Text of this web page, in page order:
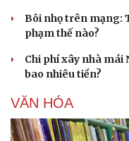
Bôi nhọ trên mạng:
phạm thế nào?
Chi phí xây nhà mái
bao nhiêu tiền?
VĂN HÓA